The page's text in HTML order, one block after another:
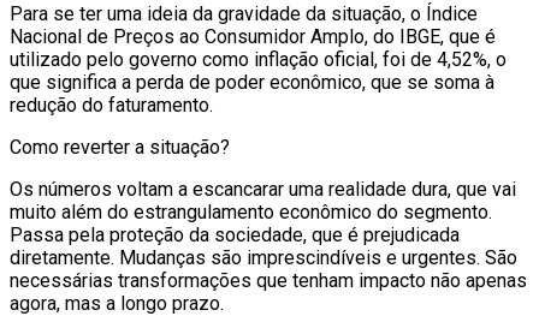
Para se ter uma ideia da gravidade da situação, o Índice
Nacional de Preços ao Consumidor Amplo, do IBGE, que é
utilizado pelo governo como inflação oficial, foi de 4,52%, o
que significa a perda de poder econômico, que se soma à
redução do faturamento.
Como reverter a situação?
Os números voltam a escancarar uma realidade dura, que vai
muito além do estrangulamento econômico do segmento.
Passa pela proteção da sociedade, que é prejudicada
diretamente. Mudanças são imprescindíveis e urgentes. São
necessárias transformações que tenham impacto não apenas
agora, mas a longo prazo.